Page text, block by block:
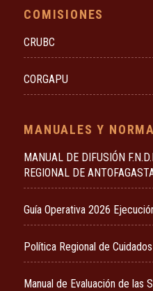
COMISIONES
CRUBC
CORGAPU
MANUALES Y
MANUAL DE DIFUSIÓN
REGIONAL DE
Guía Operativa 2026
Política Regional de
Manual de Evaluación de las